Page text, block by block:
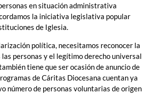
en situación administrativa
la iniciativa legislativa popular
de Iglesia.
política, necesitamos reconocer la
personas y el legítimo derecho universal
tiene que ser ocasión de anuncio de
de Cáritas Diocesana cuentan ya
número de personas voluntarias de origen